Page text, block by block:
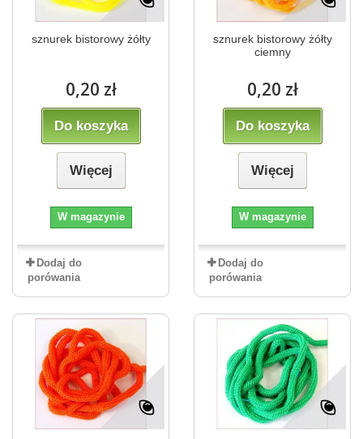
sznurek bistorowy żółty
0,20 zł
Do koszyka
Więcej
W magazynie
Dodaj do
porówania
sznurek bistorowy żółty
ciemny
0,20 zł
Do koszyka
Więcej
W magazynie
Dodaj do
porówania